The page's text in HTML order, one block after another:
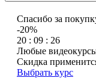
Спасибо за
-20%
20 : 09 : 26
Любые
Скидка
Выбрать курс